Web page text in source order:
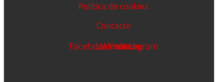
Política de cookies
Contacto
FacebookLinkedin
Youtube
Instagram